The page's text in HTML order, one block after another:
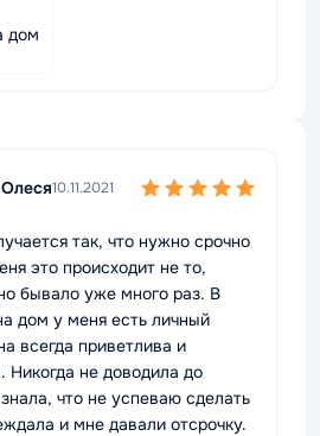
дом
10.11.2021
так, что нужно срочно
это происходит не то,
бывало уже много раз. В
дом у меня есть личный
всегда приветлива и
Никогда не доводила до
что не успеваю сделать
и мне давали отсрочку.